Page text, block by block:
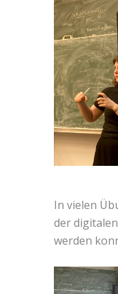
In vielen
der
werden